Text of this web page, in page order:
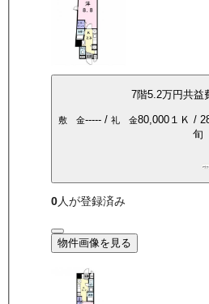
7階5.2万円共益
敷 金----- / 礼 金80,000 １Ｋ /
旬
P空き
0人が登録済み
物件画像を見る